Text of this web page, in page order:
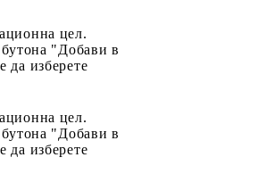
цел.
"Добави в
да изберете
цел.
"Добави в
да изберете